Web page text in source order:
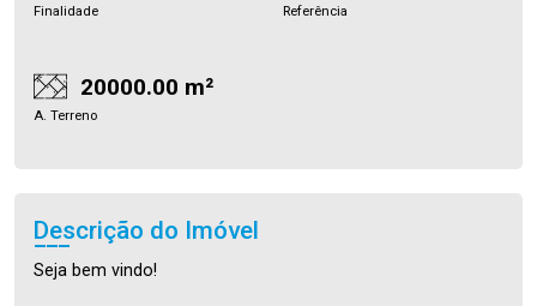
Finalidade Referência
20000.00 m²
A. Terreno
Descrição do Imóvel
Seja bem vindo!